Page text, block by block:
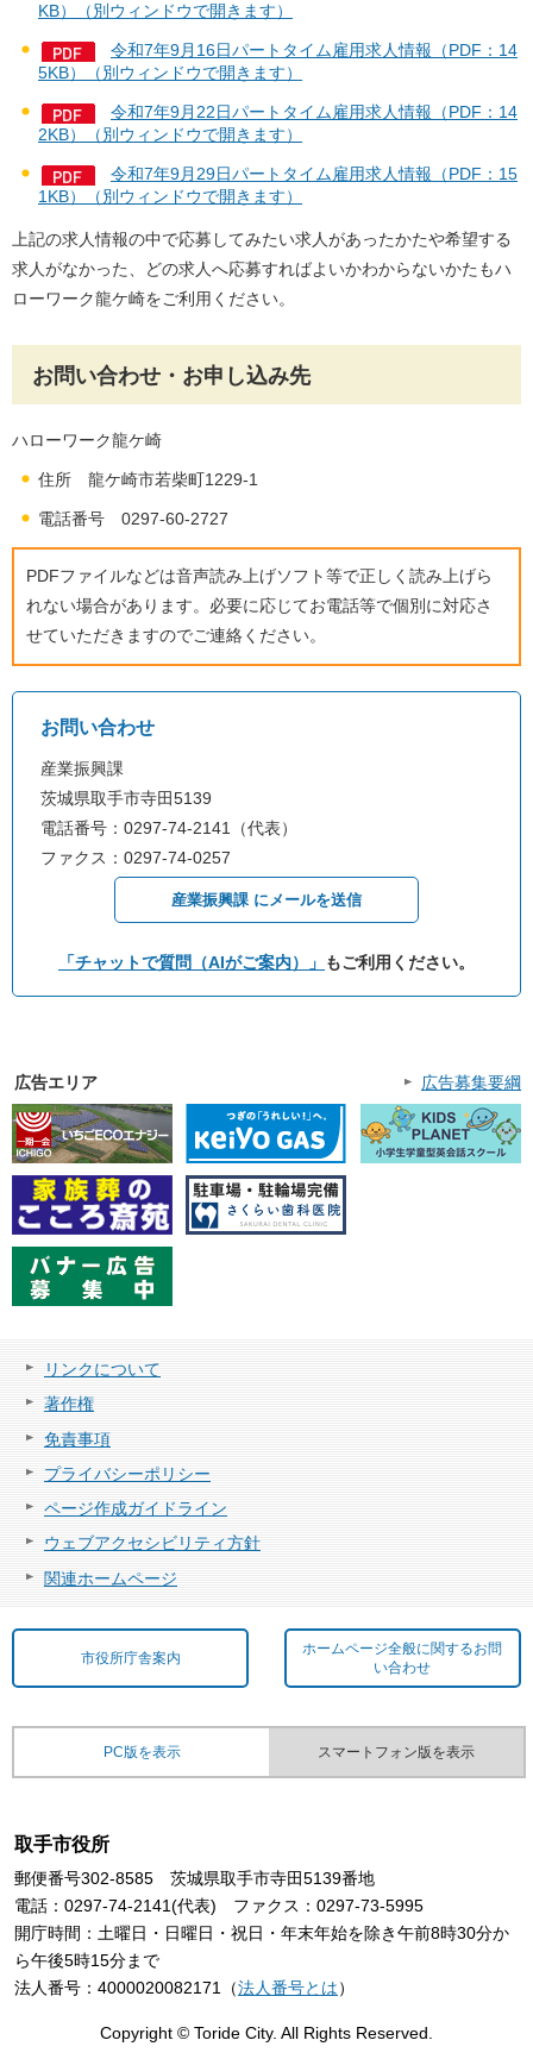
KB）（別ウィンドウで開きます）
令和7年9月16日パートタイム雇用求人情報（PDF：14
5KB）（別ウィンドウで開きます）
令和7年9月22日パートタイム雇用求人情報（PDF：14
2KB）（別ウィンドウで開きます）
令和7年9月29日パートタイム雇用求人情報（PDF：15
1KB）（別ウィンドウで開きます）
上記の求人情報の中で応募してみたい求人があったかたや希望する
求人がなかった、どの求人へ応募すればよいかわからないかたもハ
ローワーク龍ケ崎をご利用ください。
お問い合わせ・お申し込み先
ハローワーク龍ケ崎
住所 龍ケ崎市若柴町1229-1
電話番号 0297-60-2727
PDFファイルなどは音声読み上げソフト等で正しく読み上げら
れない場合があります。必要に応じてお電話等で個別に対応さ
せていただきますのでご連絡ください。
お問い合わせ
産業振興課
茨城県取手市寺田5139
電話番号：0297-74-2141（代表）
ファクス：0297-74-0257
産業振興課 にメールを送信
「チャットで質問（AIがご案内）」 もご利用ください。
広告エリア 広告募集要綱
リンクについて
著作権
免責事項
プライバシーポリシー
ページ作成ガイドライン
ウェブアクセシビリティ方針
関連ホームページ
市役所庁舎案内
ホームページ全般に関するお問
い合わせ
PC版を表示 スマートフォン版を表示
取手市役所
郵便番号302-8585 茨城県取手市寺田5139番地
電話：0297-74-2141(代表) ファクス：0297-73-5995
開庁時間：土曜日・日曜日・祝日・年末年始を除き午前8時30分か
ら午後5時15分まで
法人番号：4000020082171（法人番号とは）
Copyright © Toride City. All Rights Reserved.